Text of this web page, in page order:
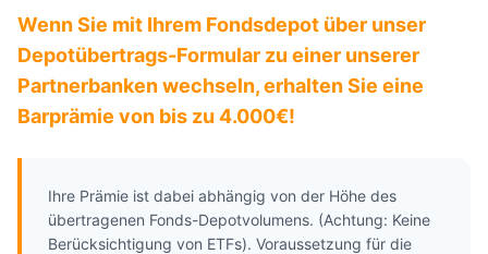
Wenn Sie mit Ihrem Fondsdepot über unser
Depotübertrags-Formular zu einer unserer
Partnerbanken wechseln, erhalten Sie eine
Barprämie von bis zu 4.000€!
Ihre Prämie ist dabei abhängig von der Höhe des
übertragenen Fonds-Depotvolumens. (Achtung: Keine
Berücksichtigung von ETFs). Voraussetzung für die